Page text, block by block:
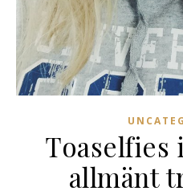
Toaselfies
allmänt